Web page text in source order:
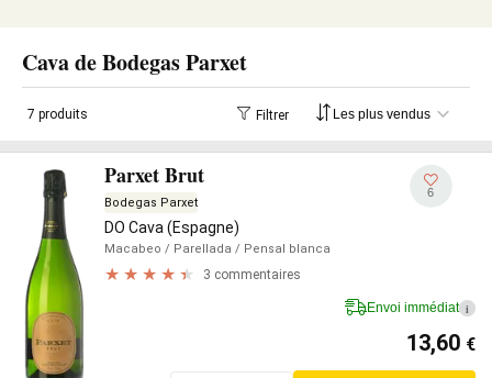
Cava de Bodegas Parxet
7 produits Filtrer
Parxet Brut
Bodegas Parxet
DO Cava (Espagne)
Macabeo / Parellada / Pensal blanca
3 commentaires
6
Envoi immédiat i
13,60 €